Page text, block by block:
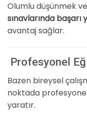
Olumlu düşünmek
sınavlarında
avantaj sağlar.
Profesyonel
Bazen bireysel
noktada
yaratır.